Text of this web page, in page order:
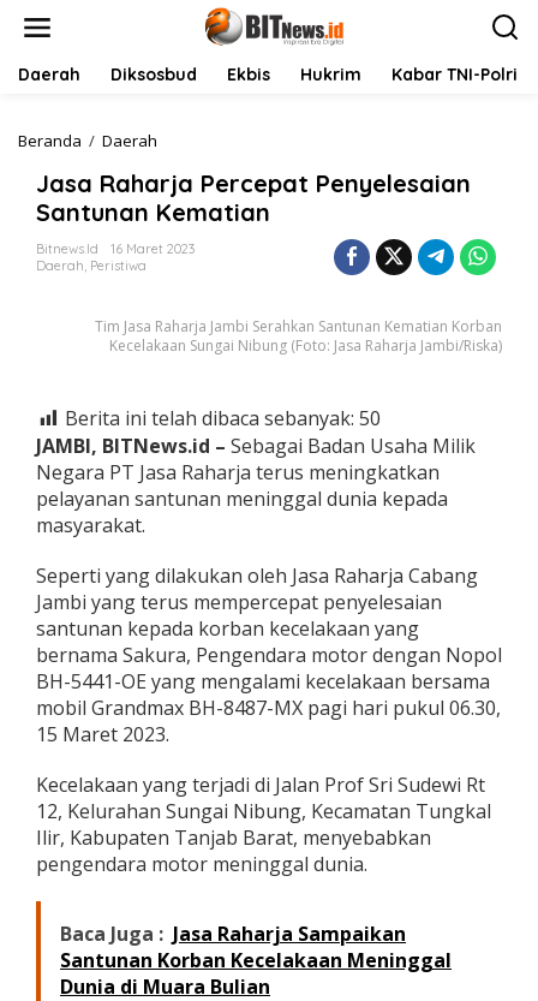
Daerah Diksosbud Ekbis Hukrim Kabar TNI-Polri
Beranda / Daerah
s
a
R
a
j
a
r
c
e
p
a
e
n
y
e
l
e
s
a
i
n
S
a
t
a
n
K
Jasa Raharja Percepat Penyelesaian
Santunan Kematian
Bitnews.id
16 Maret 2023
Daerah, Peristiwa
Tim Jasa Raharja Jambi Serahkan Santunan Kematian Korban
Kecelakaan Sungai Nibung (Foto: Jasa Raharja Jambi/Riska)
Berita ini telah dibaca sebanyak: 50
JAMBI, BITNews.id – Sebagai Badan Usaha Milik
Negara PT Jasa Raharja terus meningkatkan
pelayanan santunan meninggal dunia kepada
masyarakat.
Seperti yang dilakukan oleh Jasa Raharja Cabang
Jambi yang terus mempercepat penyelesaian
santunan kepada korban kecelakaan yang
bernama Sakura, Pengendara motor dengan Nopol
BH-5441-OE yang mengalami kecelakaan bersama
mobil Grandmax BH-8487-MX pagi hari pukul 06.30,
15 Maret 2023.
Kecelakaan yang terjadi di Jalan Prof Sri Sudewi Rt
12, Kelurahan Sungai Nibung, Kecamatan Tungkal
Ilir, Kabupaten Tanjab Barat, menyebabkan
pengendara motor meninggal dunia.
Baca Juga : Jasa Raharja Sampaikan
Santunan Korban Kecelakaan Meninggal
Dunia di Muara Bulian